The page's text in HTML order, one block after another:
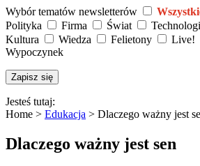
Wybór tematów newsletterów
Polityka
Firma Świat
Kultura
Wiedza Felietony Live!
Wypoczynek
Jesteś tutaj:
Home > Edukacja > Dlaczego ważny jest
Dlaczego ważny jest sen